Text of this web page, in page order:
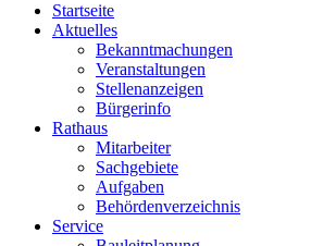
Startseite
Aktuelles
Bekanntmachungen
Veranstaltungen
Stellenanzeigen
Bürgerinfo
Rathaus
Mitarbeiter
Sachgebiete
Aufgaben
Behördenverzeichnis
Service